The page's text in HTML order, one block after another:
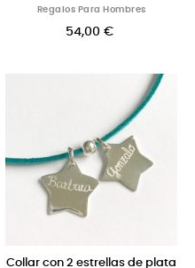
Regalos Para Hombres
54,00 €
Collar con 2 estrellas de plata